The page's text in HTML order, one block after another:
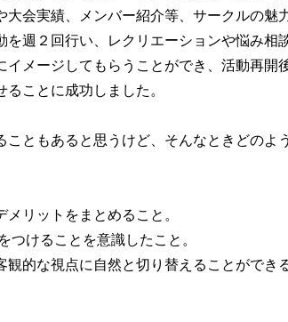
会実績、メンバー紹介等、サークルの魅
週２回行い、レクリエーションや悩み
メージしてもらうことができ、活動再開
ことに成功しました。
ともあると思うけど、そんなときどのよ
リットをまとめること。
つけることを意識したこと。
的な視点に自然と切り替えることができ